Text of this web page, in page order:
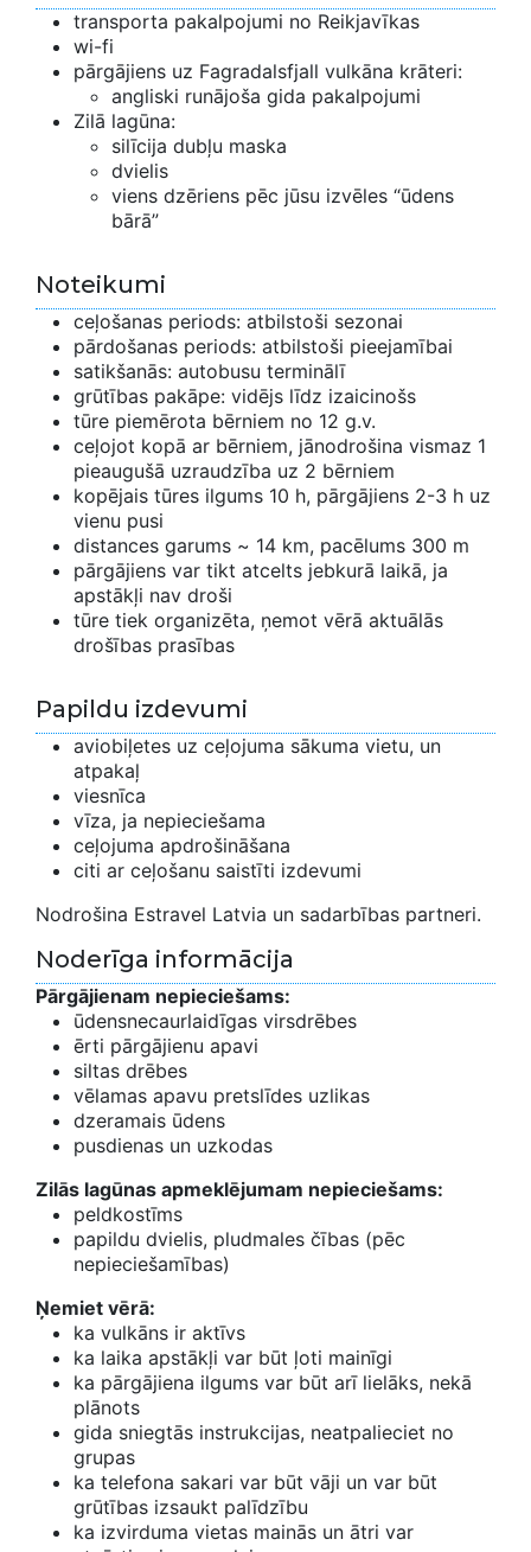
transporta pakalpojumi no Reikjavīkas
wi-fi
pārgājiens uz Fagradalsfjall vulkāna krāteri:
angliski runājoša gida pakalpojumi
Zilā lagūna:
silīcija dubļu maska
dvielis
viens dzēriens pēc jūsu izvēles “ūdens
bārā”
Noteikumi
ceļošanas periods: atbilstoši sezonai
pārdošanas periods: atbilstoši pieejamībai
satikšanās: autobusu terminālī
grūtības pakāpe: vidējs līdz izaicinošs
tūre piemērota bērniem no 12 g.v.
ceļojot kopā ar bērniem, jānodrošina vismaz 1
pieaugušā uzraudzība uz 2 bērniem
kopējais tūres ilgums 10 h, pārgājiens 2-3 h uz
vienu pusi
distances garums ~ 14 km, pacēlums 300 m
pārgājiens var tikt atcelts jebkurā laikā, ja
apstākļi nav droši
tūre tiek organizēta, ņemot vērā aktuālās
drošības prasības
Papildu izdevumi
aviobiļetes uz ceļojuma sākuma vietu, un
atpakaļ
viesnīca
vīza, ja nepieciešama
ceļojuma apdrošināšana
citi ar ceļošanu saistīti izdevumi
Nodrošina Estravel Latvia un sadarbības partneri.
Noderīga informācija
Pārgājienam nepieciešams:
ūdensnecaurlaidīgas virsdrēbes
ērti pārgājienu apavi
siltas drēbes
vēlamas apavu pretslīdes uzlikas
dzeramais ūdens
pusdienas un uzkodas
Zilās lagūnas apmeklējumam nepieciešams:
peldkostīms
papildu dvielis, pludmales čības (pēc
nepieciešamības)
Ņemiet vērā:
ka vulkāns ir aktīvs
ka laika apstākļi var būt ļoti mainīgi
ka pārgājiena ilgums var būt arī lielāks, nekā
plānots
gida sniegtās instrukcijas, neatpalieciet no
grupas
ka telefona sakari var būt vāji un var būt
grūtības izsaukt palīdzību
ka izvirduma vietas mainās un ātri var